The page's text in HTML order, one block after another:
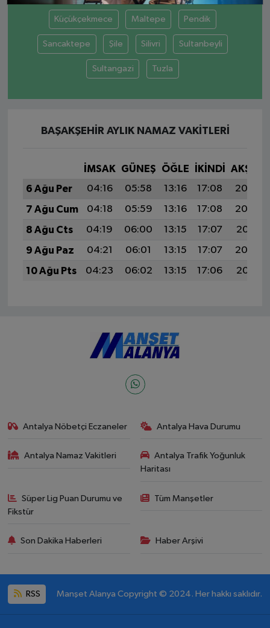
Küçükçekmece Maltepe Pendik
Sancaktepe Şile Silivri Sultanbeyli
Sultangazi Tuzla
BAŞAKŞEHIR AYLIK NAMAZ VAKITLERI
İMSAK GÜNEŞ ÖĞLE İKINDI
AKŞAM
6 Ağu Per
04:16 05:58 13:16 17:08
20:23
7 Ağu Cum
04:18 05:59 13:16 17:08
20:22
8 Ağu Cts
04:19 06:00 13:15 17:07
20:21
9 Ağu Paz
04:21 06:01 13:15 17:07
20:20
10 Ağu Pts
04:23 06:02 13:15 17:06 20:18
Antalya Nöbetçi Eczaneler Antalya Hava Durumu
Antalya Namaz Vakitleri
Antalya Trafik Yoğunluk
Haritası
Süper Lig Puan Durumu ve
Fikstür
Tüm Manşetler
Son Dakika Haberleri Haber Arşivi
RSS Manşet Alanya Copyright © 2024. Her hakkı saklıdır.